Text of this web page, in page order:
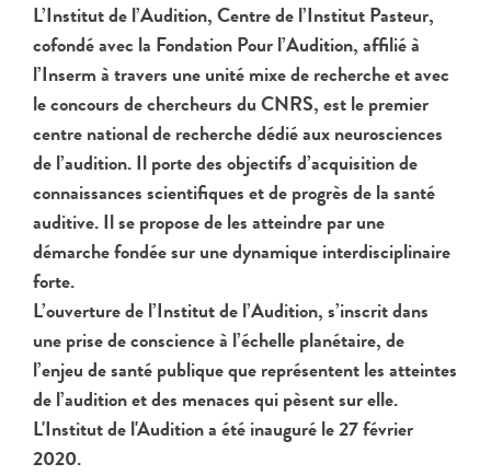
L’Institut de l’Audition, Centre de l’Institut Pasteur,
cofondé avec la Fondation Pour l’Audition, affilié à
l’Inserm à travers une unité mixe de recherche et avec
le concours de chercheurs du CNRS, est le premier
centre national de recherche dédié aux neurosciences
de l’audition. Il porte des objectifs d’acquisition de
connaissances scientifiques et de progrès de la santé
auditive. Il se propose de les atteindre par une
démarche fondée sur une dynamique interdisciplinaire
forte.
L’ouverture de l’Institut de l’Audition, s’inscrit dans
une prise de conscience à l’échelle planétaire, de
l’enjeu de santé publique que représentent les atteintes
de l’audition et des menaces qui pèsent sur elle.
L'Institut de l'Audition a été inauguré le 27 février
2020.